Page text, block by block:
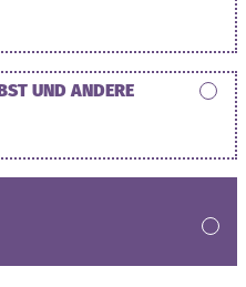
UND ANDERE